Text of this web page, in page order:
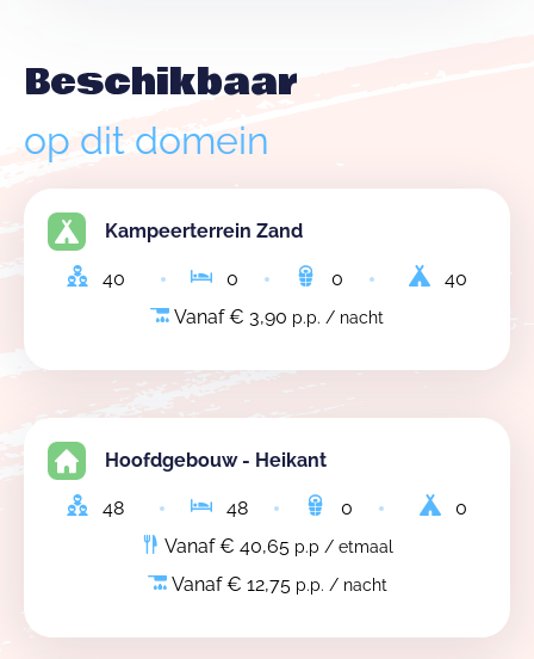
Beschikbaar
op dit domein
Kampeerterrein Zand
40 0 0
40
Vanaf € 3,90 p.p. / nacht
Hoofdgebouw - Heikant
48 48 0
0
Vanaf € 40,65 p.p / etmaal
Vanaf € 12,75 p.p. / nacht